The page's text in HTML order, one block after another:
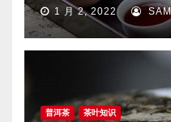
1 月 2, 2022 SAM
普洱茶 茶叶知识